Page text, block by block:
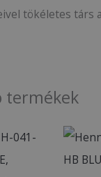
tökéletes társ
termékek